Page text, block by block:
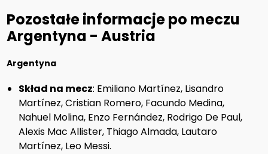
Pozostałe informacje po meczu
Argentyna - Austria
Argentyna
Skład na mecz: Emiliano Martínez, Lisandro
Martínez, Cristian Romero, Facundo Medina,
Nahuel Molina, Enzo Fernández, Rodrigo De Paul,
Alexis Mac Allister, Thiago Almada, Lautaro
Martínez, Leo Messi.